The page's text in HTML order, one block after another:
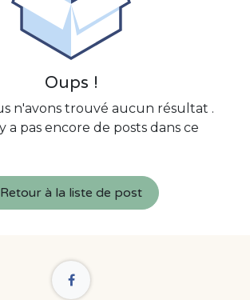
Oups !
n'avons trouvé aucun résultat .
a pas encore de posts dans ce
Retour à la liste de post